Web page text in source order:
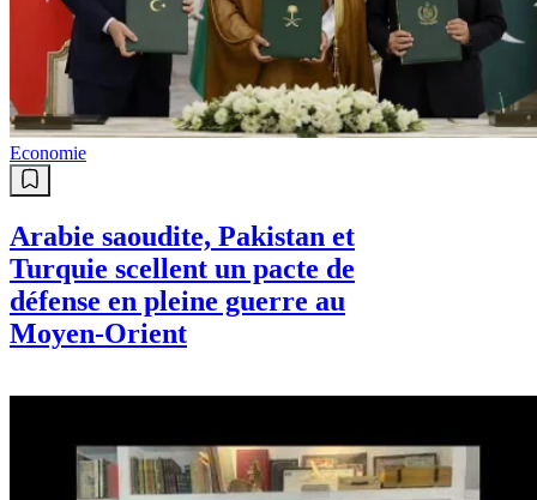
Economie
Arabie saoudite, Pakistan et
Turquie scellent un pacte de
défense en pleine guerre au
Moyen-Orient